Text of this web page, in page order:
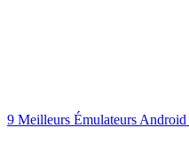
9 Meilleurs Émulateurs